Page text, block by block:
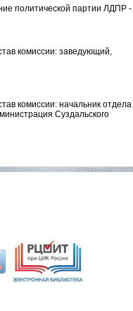
политической партии ЛДПР -
комиссии: заведующий,
комиссии: начальник отдела
Суздальского